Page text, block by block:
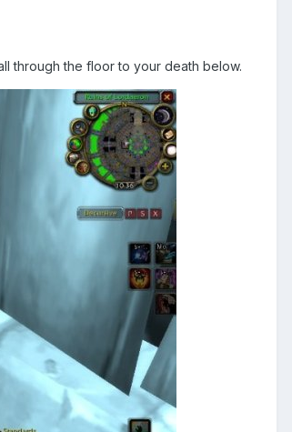
through the floor to your death below.